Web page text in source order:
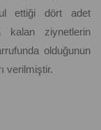
ettiği dört adet
kalan ziynetlerin
olduğunun
verilmiştir.